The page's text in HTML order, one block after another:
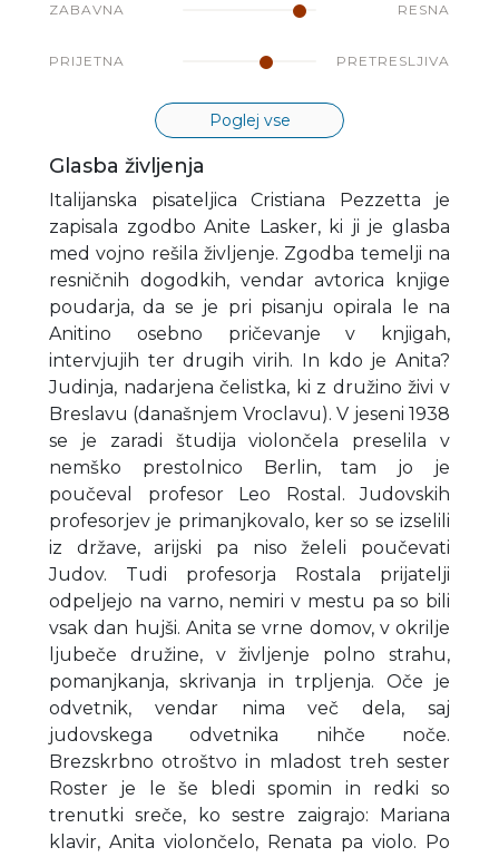
ZABAVNA RESNA
PRIJETNA PRETRESLJIVA
Poglej vse
Glasba življenja
Italijanska pisateljica Cristiana Pezzetta je
zapisala zgodbo Anite Lasker, ki ji je glasba
med vojno rešila življenje. Zgodba temelji na
resničnih dogodkih, vendar avtorica knjige
poudarja, da se je pri pisanju opirala le na
Anitino osebno pričevanje v knjigah,
intervjujih ter drugih virih. In kdo je Anita?
Judinja, nadarjena čelistka, ki z družino živi v
Breslavu (današnjem Vroclavu). V jeseni 1938
se je zaradi študija violončela preselila v
nemško prestolnico Berlin, tam jo je
poučeval profesor Leo Rostal. Judovskih
profesorjev je primanjkovalo, ker so se izselili
iz države, arijski pa niso želeli poučevati
Judov. Tudi profesorja Rostala prijatelji
odpeljejo na varno, nemiri v mestu pa so bili
vsak dan hujši. Anita se vrne domov, v okrilje
ljubeče družine, v življenje polno strahu,
pomanjkanja, skrivanja in trpljenja. Oče je
odvetnik, vendar nima več dela, saj
judovskega odvetnika nihče noče.
Brezskrbno otroštvo in mladost treh sester
Roster je le še bledi spomin in redki so
trenutki sreče, ko sestre zaigrajo: Mariana
klavir, Anita violončelo, Renata pa violo. Po